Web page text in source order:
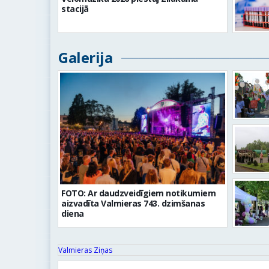
stacijā
Galerija
FOTO: Ar daudzveidīgiem notikumiem
aizvadīta Valmieras 743. dzimšanas
diena
Valmieras Ziņas